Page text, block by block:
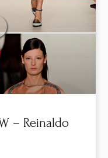
– Reinaldo